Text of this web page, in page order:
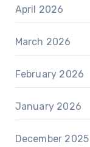
April 2026
March 2026
February 2026
January 2026
December 2025